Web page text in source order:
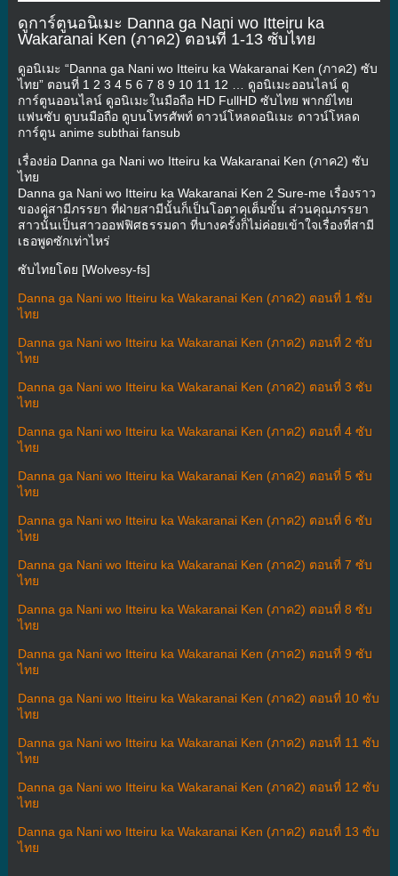
ดูการ์ตูนอนิเมะ Danna ga Nani wo Itteiru ka
Wakaranai Ken (ภาค2) ตอนที่ 1-13 ซับไทย
ดูอนิเมะ “Danna ga Nani wo Itteiru ka Wakaranai Ken (ภาค2) ซับ
ไทย” ตอนที่ 1 2 3 4 5 6 7 8 9 10 11 12 … ดูอนิเมะออนไลน์ ดู
การ์ตูนออนไลน์ ดูอนิเมะในมือถือ HD FullHD ซับไทย พากย์ไทย
แฟนซับ ดูบนมือถือ ดูบนโทรศัพท์ ดาวน์โหลดอนิเมะ ดาวน์โหลด
การ์ตูน anime subthai fansub
เรื่องย่อ Danna ga Nani wo Itteiru ka Wakaranai Ken (ภาค2) ซับ
ไทย
Danna ga Nani wo Itteiru ka Wakaranai Ken 2 Sure-me เรื่องราว
ของคู่สามีภรรยา ที่ฝ่ายสามีนั้นก็เป็นโอตาคุเต็มขั้น ส่วนคุณภรรยา
สาวนั้นเป็นสาวออฟฟิศธรรมดา ที่บางครั้งก็ไม่ค่อยเข้าใจเรื่องที่สามี
เธอพูดซักเท่าไหร่
ซับไทยโดย [Wolvesy-fs]
Danna ga Nani wo Itteiru ka Wakaranai Ken (ภาค2) ตอนที่ 1 ซับ
ไทย
Danna ga Nani wo Itteiru ka Wakaranai Ken (ภาค2) ตอนที่ 2 ซับ
ไทย
Danna ga Nani wo Itteiru ka Wakaranai Ken (ภาค2) ตอนที่ 3 ซับ
ไทย
Danna ga Nani wo Itteiru ka Wakaranai Ken (ภาค2) ตอนที่ 4 ซับ
ไทย
Danna ga Nani wo Itteiru ka Wakaranai Ken (ภาค2) ตอนที่ 5 ซับ
ไทย
Danna ga Nani wo Itteiru ka Wakaranai Ken (ภาค2) ตอนที่ 6 ซับ
ไทย
Danna ga Nani wo Itteiru ka Wakaranai Ken (ภาค2) ตอนที่ 7 ซับ
ไทย
Danna ga Nani wo Itteiru ka Wakaranai Ken (ภาค2) ตอนที่ 8 ซับ
ไทย
Danna ga Nani wo Itteiru ka Wakaranai Ken (ภาค2) ตอนที่ 9 ซับ
ไทย
Danna ga Nani wo Itteiru ka Wakaranai Ken (ภาค2) ตอนที่ 10 ซับ
ไทย
Danna ga Nani wo Itteiru ka Wakaranai Ken (ภาค2) ตอนที่ 11 ซับ
ไทย
Danna ga Nani wo Itteiru ka Wakaranai Ken (ภาค2) ตอนที่ 12 ซับ
ไทย
Danna ga Nani wo Itteiru ka Wakaranai Ken (ภาค2) ตอนที่ 13 ซับ
ไทย